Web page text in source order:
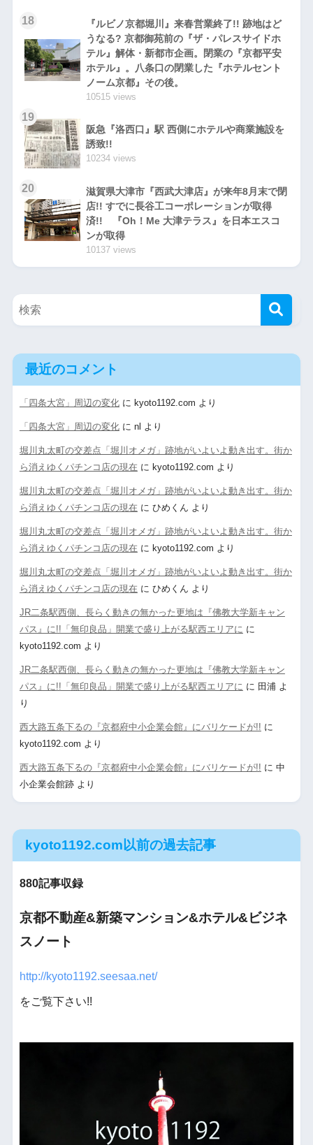
18
『ルビノ京都堀川』来春営業終了!! 跡地はど
うなる? 京都御苑前の『ザ・パレスサイドホ
テル』解体・新都市企画。閉業の『京都平安
ホテル』。八条口の閉業した『ホテルセント
ノーム京都』その後。
10515 views
19
阪急『洛西口』駅 西側にホテルや商業施設を
誘致!!
10234 views
20
滋賀県大津市『西武大津店』が来年8月末で閉
店!! すでに長谷工コーポレーションが取得
済!! 『Oh！Me 大津テラス』を日本エスコ
ンが取得
10137 views
最近のコメント
「四条大宮」周辺の変化に kyoto1192.com より
「四条大宮」周辺の変化に nl より
堀川丸太町の交差点「堀川オメガ」跡地がいよいよ動き出す。街か
ら消えゆくパチンコ店の現在 に kyoto1192.com より
堀川丸太町の交差点「堀川オメガ」跡地がいよいよ動き出す。街か
ら消えゆくパチンコ店の現在 に ひめくん より
堀川丸太町の交差点「堀川オメガ」跡地がいよいよ動き出す。街か
ら消えゆくパチンコ店の現在 に kyoto1192.com より
堀川丸太町の交差点「堀川オメガ」跡地がいよいよ動き出す。街か
ら消えゆくパチンコ店の現在 に ひめくん より
JR二条駅西側、長らく動きの無かった更地は『佛教大学新キャン
パス』に!!「無印良品」開業で盛り上がる駅西エリアに に
kyoto1192.com より
JR二条駅西側、長らく動きの無かった更地は『佛教大学新キャン
パス』に!!「無印良品」開業で盛り上がる駅西エリアに に 田浦よ
り
西大路五条下るの『京都府中小企業会館』にバリケードが!! に
kyoto1192.com より
西大路五条下るの『京都府中小企業会館』にバリケードが!! に 中
小企業会館跡より
kyoto1192.com以前の過去記事
880記事収録
京都不動産&新築マンション&ホテル&ビジネ
スノート
http://kyoto1192.seesaa.net/
をご覧下さい!!